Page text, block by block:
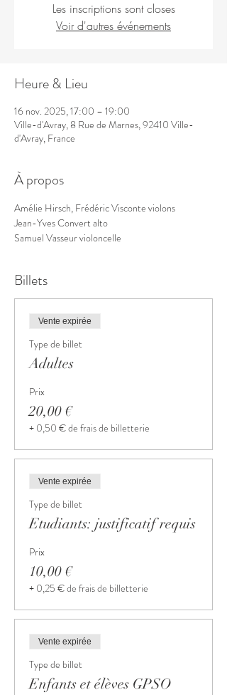
Les inscriptions sont closes
Voir d'autres événements
Heure & Lieu
16 nov. 2025, 17:00 – 19:00
Ville-d'Avray, 8 Rue de Marnes, 92410 Ville-
d'Avray, France
À propos
Amélie Hirsch, Frédéric Visconte violons
Jean-Yves Convert alto
Samuel Vasseur violoncelle
Billets
Vente expirée
Type de billet
Adultes
Prix
20,00 €
+ 0,50 € de frais de billetterie
Vente expirée
Type de billet
Etudiants: justificatif requis
Prix
10,00 €
+ 0,25 € de frais de billetterie
Vente expirée
Type de billet
Enfants et élèves GPSO